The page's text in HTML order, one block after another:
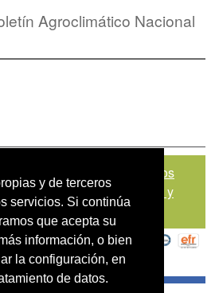
y de terceros
servicios. Si continúa
que acepta su
información, o bien
la configuración, en
de datos.
Agroclimático Nacional
Política de Tratamiento de Datos
de Seguridad, Términos y
de Uso